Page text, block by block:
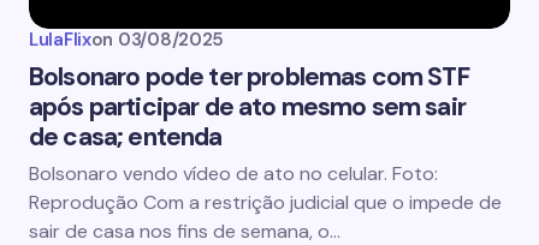
LulaFlixon 03/08/2025
Bolsonaro pode ter problemas com STF
após participar de ato mesmo sem sair
de casa; entenda
Bolsonaro vendo vídeo de ato no celular. Foto:
Reprodução Com a restrição judicial que o impede de
sair de casa nos fins de semana, o…